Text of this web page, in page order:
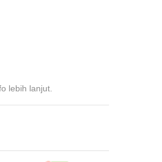
lebih lanjut.